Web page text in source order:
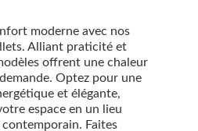
moderne avec nos
Alliant praticité et
offrent une chaleur
Optez pour une
et élégante,
espace en un lieu
Faites